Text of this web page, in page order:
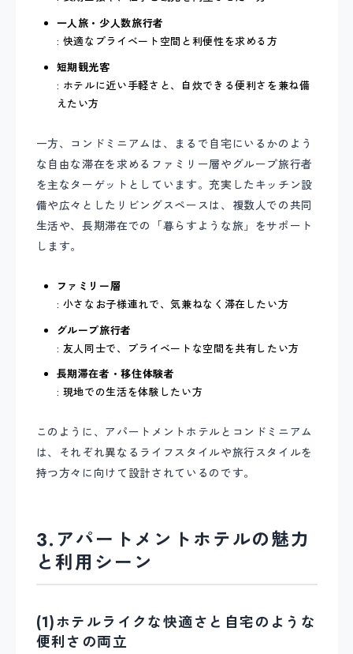
一人旅・少人数旅行者
: 快適なプライベート空間と利便性を求める方
短期観光客
: ホテルに近い手軽さと、自炊できる便利さを兼ね備
えたい方
一方、コンドミニアムは、まるで自宅にいるかのよう
な自由な滞在を求めるファミリー層やグループ旅行者
を主なターゲットとしています。充実したキッチン設
備や広々としたリビングスペースは、複数人での共同
生活や、長期滞在での「暮らすような旅」をサポート
します。
ファミリー層
: 小さなお子様連れで、気兼ねなく滞在したい方
グループ旅行者
: 友人同士で、プライベートな空間を共有したい方
長期滞在者・移住体験者
: 現地での生活を体験したい方
このように、アパートメントホテルとコンドミニアム
は、それぞれ異なるライフスタイルや旅行スタイルを
持つ方々に向けて設計されているのです。
3.アパートメントホテルの魅力
と利用シーン
(1)ホテルライクな快適さと自宅のような
便利さの両立